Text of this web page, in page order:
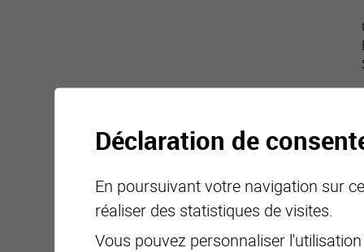
Déclaration de
En poursuivant votre navigation sur
réaliser des statistiques de visites.
Vous pouvez personnaliser